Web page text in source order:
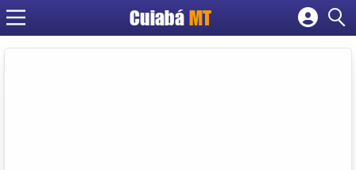
Cuiabá MT
Cadastrar empresa